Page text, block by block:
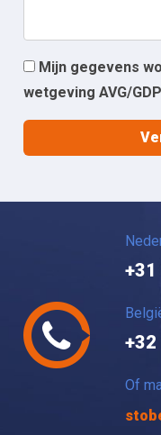
Mijn gegevens
wetgeving AVG/
+32
Of